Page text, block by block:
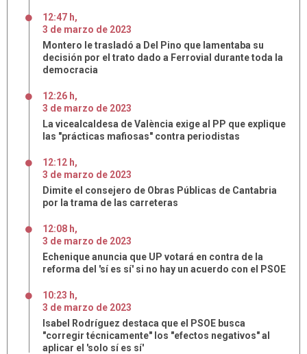
12:47 h,
3 de marzo de 2023
Montero le trasladó a Del Pino que lamentaba su
decisión por el trato dado a Ferrovial durante toda la
democracia
12:26 h,
3 de marzo de 2023
La vicealcaldesa de València exige al PP que explique
las "prácticas mafiosas" contra periodistas
12:12 h,
3 de marzo de 2023
Dimite el consejero de Obras Públicas de Cantabria
por la trama de las carreteras
12:08 h,
3 de marzo de 2023
Echenique anuncia que UP votará en contra de la
reforma del 'sí es sí' si no hay un acuerdo con el PSOE
10:23 h,
3 de marzo de 2023
Isabel Rodríguez destaca que el PSOE busca
"corregir técnicamente" los "efectos negativos" al
aplicar el 'solo sí es sí'